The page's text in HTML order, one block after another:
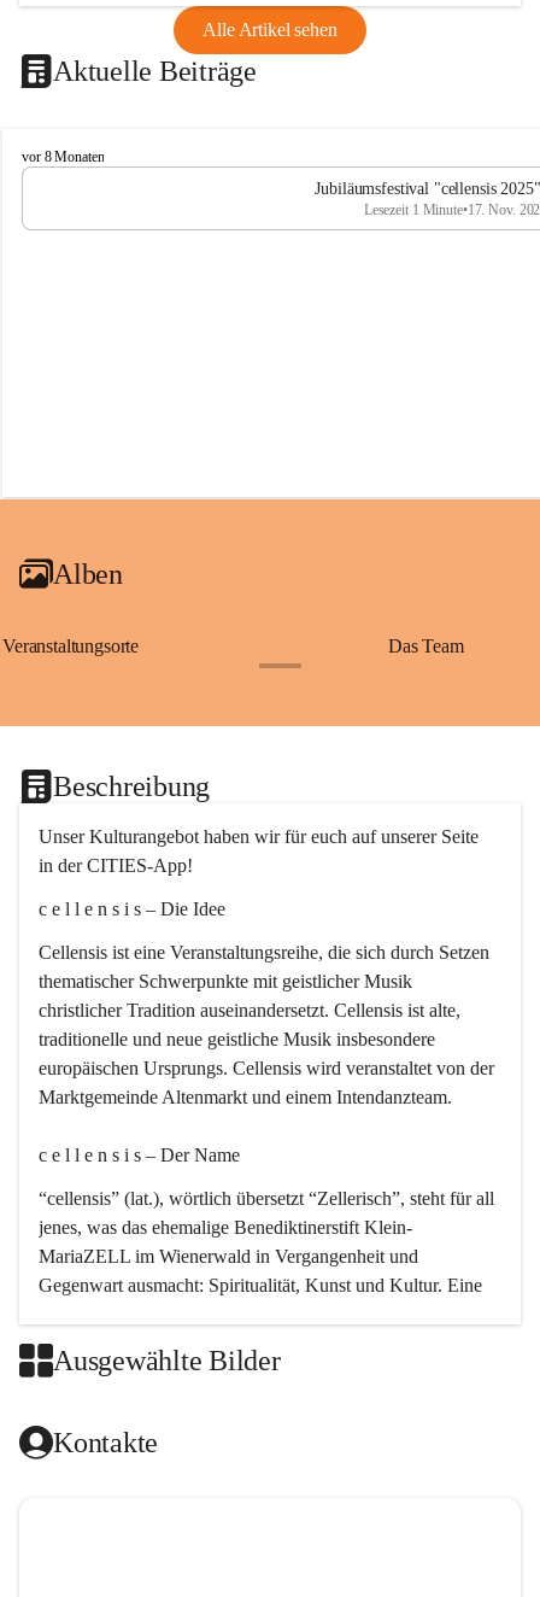
Alle Artikel sehen
Aktuelle Beiträge
C
e
l
vor 8 Monaten
Jubiläumsfestival "cellensis
Lesezeit 1 Minute•17. Nov.
Alben
Veranstaltungsorte Das Team
Beschreibung
Unser Kulturangebot haben wir für euch auf unserer Seite
in der CITIES-App!
c e l l e n s i s – Die Idee
Cellensis ist eine Veranstaltungsreihe, die sich durch Setzen
thematischer Schwerpunkte mit geistlicher Musik
christlicher Tradition auseinandersetzt. Cellensis ist alte,
traditionelle und neue geistliche Musik insbesondere
europäischen Ursprungs. Cellensis wird veranstaltet von der
Marktgemeinde Altenmarkt und einem Intendanzteam.
c e l l e n s i s – Der Name
“cellensis” (lat.), wörtlich übersetzt “Zellerisch”, steht für all
jenes, was das ehemalige Benediktinerstift Klein-
MariaZELL im Wienerwald in Vergangenheit und
Gegenwart ausmacht: Spiritualität, Kunst und Kultur. Eine
Kirchenmusik, dem kunstvollen Lob Gottes.
Das kirchenmusikalische Festival Cellensis wird seit dem
Ausgewählte Bilder
Kontakte